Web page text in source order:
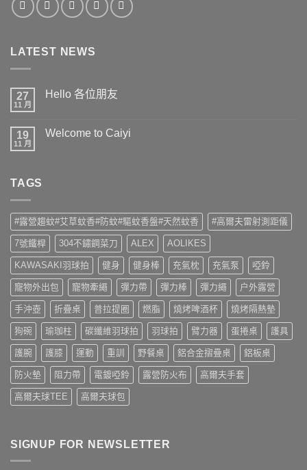
LATEST NEWS
27
11 月
Hello 各位朋友
位
言
19
11 月
Welcome to Caiyi
TAGS
#露營趨蚊#艾草蚊香#防蚊#驅蚊香盤#天然蚊香 #高爾夫雷射測距儀
7號鐵桿 304不鏽鋼菜刀 ALEX AOLIKES
KAWASAKI羽球拍 健身 健身棒 充氣枕 充氣泵 啞鈴
寵物外出包 寵物牽繩 彈力帶 彈力棒 彈力繩 户外露營
手沖壺 折疊桌 普拉提圈 燃脂 燒烤啤酒杯 燒烤隔熱墊
狗碗 瑜珈柱 碳纖維羽球拍 羽球拍 臂力器 蛋捲桌 護具
護腕 護膝 運動 重訓 野餐桌 鋁合金摺疊桌 鋁板桌
防火墊 阻力帶 電鍍啞鈴 露營防火布 高爾夫手套
高爾夫球TEE 高爾夫球包
SIGNUP FOR NEWSLETTER